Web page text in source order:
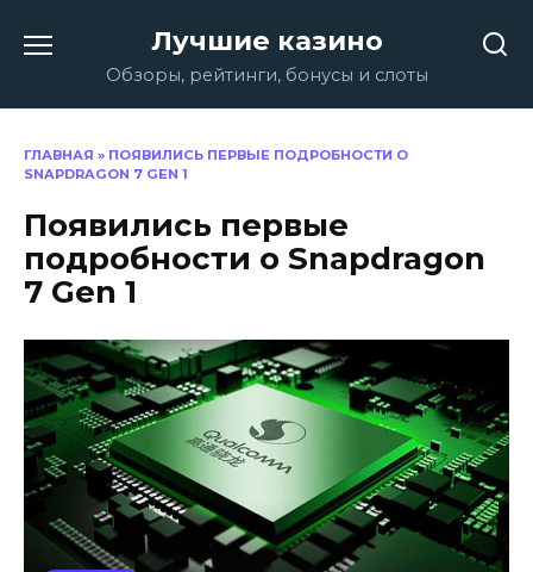
содержанию
Лучшие казино
Обзоры, рейтинги, бонусы и слоты
ГЛАВНАЯ » ПОЯВИЛИСЬ ПЕРВЫЕ ПОДРОБНОСТИ О
SNAPDRAGON 7 GEN 1
Появились первые
подробности о Snapdragon
7 Gen 1